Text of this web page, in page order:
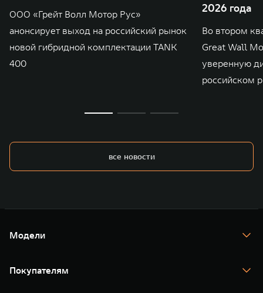
ООО «Грейт Волл Мотор Рус»
анонсирует выход на российский рынок
новой гибридной комплектации TANK
400
2026 года
Во втором
Great Wall
уверенную
российском
все новости
Модели
TANK 400
TANK 500
Покупателям